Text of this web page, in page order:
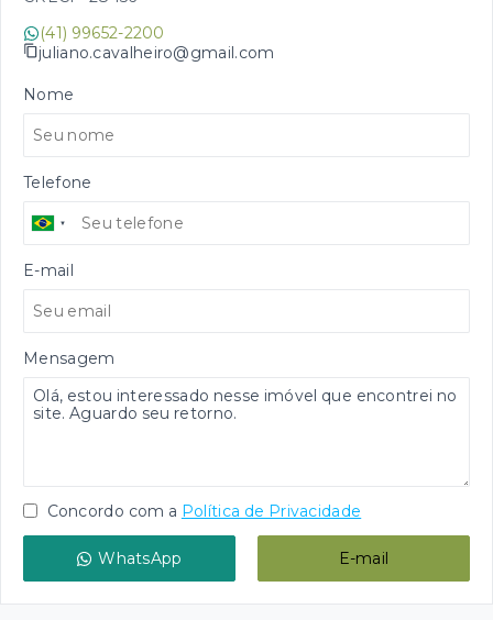
(41) 99652-2200
juliano.cavalheiro@gmail.com
Nome
Telefone
E-mail
Mensagem
Concordo com a Política de Privacidade
WhatsApp E-mail